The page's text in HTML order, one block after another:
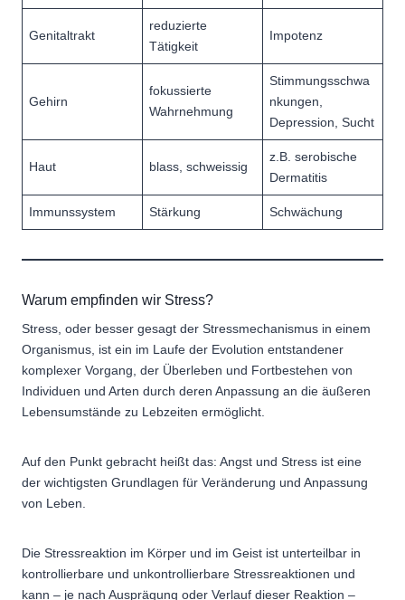
Genitaltrakt
reduzierte
Tätigkeit
Impotenz
Gehirn
fokussierte
Wahrnehmung
Stimmungsschwa
nkungen,
Depression, Sucht
Haut blass, schweissig
z.B. serobische
Dermatitis
Immunssystem Stärkung Schwächung
Warum empfinden wir Stress?
Stress, oder besser gesagt der Stressmechanismus in einem
Organismus, ist ein im Laufe der Evolution entstandener
komplexer Vorgang, der Überleben und Fortbestehen von
Individuen und Arten durch deren Anpassung an die äußeren
Lebensumstände zu Lebzeiten ermöglicht.
Auf den Punkt gebracht heißt das: Angst und Stress ist eine
der wichtigsten Grundlagen für Veränderung und Anpassung
von Leben.
Die Stressreaktion im Körper und im Geist ist unterteilbar in
kontrollierbare und unkontrollierbare Stressreaktionen und
kann – je nach Ausprägung oder Verlauf dieser Reaktion –